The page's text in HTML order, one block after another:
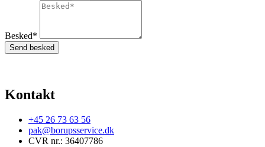
Besked*
Send besked
Kontakt
+45 26 73 63 56
pak@borupsservice.dk
CVR nr.: 36407786